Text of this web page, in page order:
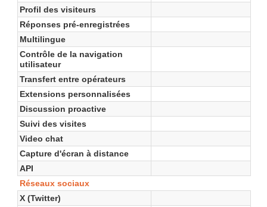
Profil des visiteurs
Réponses pré-enregistrées
Multilingue
Contrôle de la navigation
utilisateur
Transfert entre opérateurs
Extensions personnalisées
Discussion proactive
Suivi des visites
Video chat
Capture d'écran à distance
API
Réseaux sociaux
X (Twitter)